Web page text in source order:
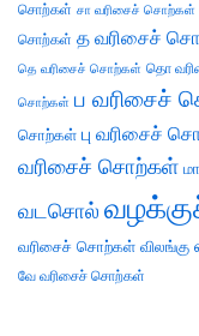
சொற்கள் சா வரிசைச் சொற்கள்
சொற்கள் த வரிசைச்
தெ வரிசைச் சொற்கள் தொ
சொற்கள் ப வரிசைச்
சொற்கள் பு வரிசைச்
வரிசைச் சொற்கள்
வடசொல்
வரிசைச் சொற்கள் விலங்கு
வே வரிசைச் சொற்கள்